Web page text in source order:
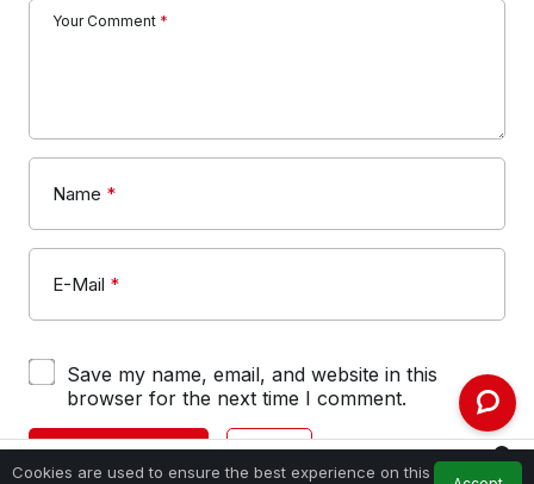
Your Comment *
Name *
E-Mail *
Save my name, email, and website in this
browser for the next time I comment.
SUBMIT COMMENT LOGIN
Cookies are used to ensure the best experience on this